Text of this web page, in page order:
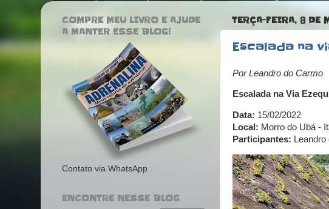
TERÇA-FEIRA, 8 DE
Escalada na
Por Leandro do Carmo
Escalada na Via
Data: 15/02/2022
Local: Morro do Ubá -
Participantes:
COMPRE MEU LIVRO E AJUDE
A MANTER ESSE BLOG!
Contato via WhatsApp
ENCONTRE NESSE BLOG